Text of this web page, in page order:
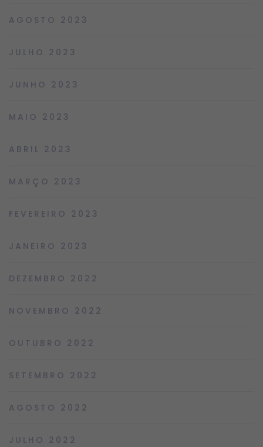
AGOSTO 2023
JULHO 2023
JUNHO 2023
MAIO 2023
ABRIL 2023
MARÇO 2023
FEVEREIRO 2023
JANEIRO 2023
DEZEMBRO 2022
NOVEMBRO 2022
OUTUBRO 2022
SETEMBRO 2022
AGOSTO 2022
JULHO 2022